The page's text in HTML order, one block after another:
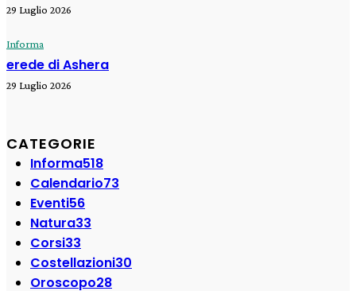
29 Luglio 2026
Informa
erede di Ashera
29 Luglio 2026
CATEGORIE
Informa518
Calendario73
Eventi56
Natura33
Corsi33
Costellazioni30
Oroscopo28